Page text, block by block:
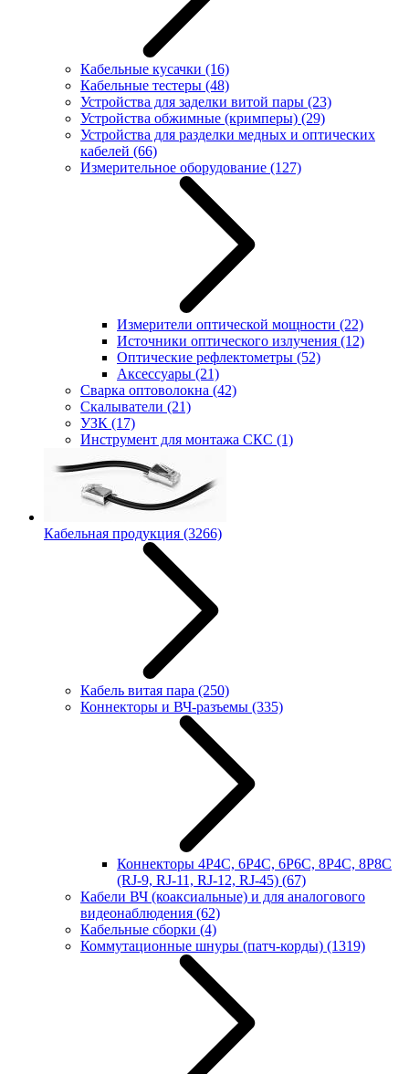
Кабельные кусачки (16)
Кабельные тестеры (48)
Устройства для заделки витой пары (23)
Устройства обжимные (кримперы) (29)
Устройства для разделки медных и оптических
кабелей (66)
Измерительное оборудование (127)
Измерители оптической мощности (22)
Источники оптического излучения (12)
Оптические рефлектометры (52)
Аксессуары (21)
Сварка оптоволокна (42)
Скалыватели (21)
УЗК (17)
Инструмент для монтажа СКС (1)
Кабельная продукция (3266)
Кабель витая пара (250)
Коннекторы и ВЧ-разъемы (335)
Коннекторы 4P4C, 6P4C, 6P6C, 8P4C, 8P8C
(RJ-9, RJ-11, RJ-12, RJ-45) (67)
Кабели ВЧ (коаксиальные) и для аналогового
видеонаблюдения (62)
Кабельные сборки (4)
Коммутационные шнуры (патч-корды) (1319)